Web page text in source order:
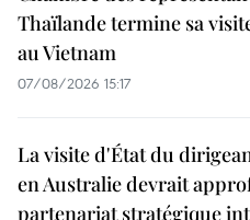
Thaïlande termine sa
au Vietnam
07/08/2026 15:17
La visite d'État du
en Australie devrait
partenariat stratégique